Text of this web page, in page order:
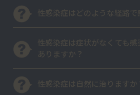
性感染症はどのような経路で
性感染症は症状がなくても
ありますか？
性感染症は自然に治りますか